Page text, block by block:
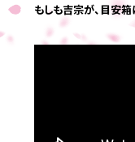
もしも吉宗が、目安